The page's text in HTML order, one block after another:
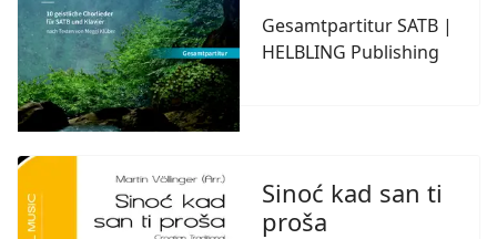
Gesamtpartitur SATB |
HELBLING Publishing
Sinoć kad san ti
proša